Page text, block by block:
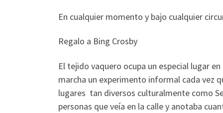
En cualquier momento y bajo cualquier
Regalo a Bing Crosby
El tejido vaquero ocupa un especial lugar
marcha un experimento informal cada vez
lugares tan diversos culturalmente como
personas que veía en la calle y anotaba